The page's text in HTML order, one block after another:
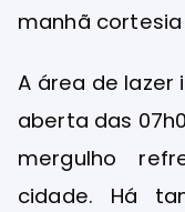
manhã cortesia
A área de lazer
aberta das
mergulho
cidade. Há